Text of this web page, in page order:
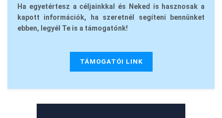
Ha egyetértesz a céljainkkal és Neked is hasznosak a
kapott információk, ha szeretnél segíteni bennünket
ebben, legyél Te is a támogatónk!
TÁMOGATÓI LINK